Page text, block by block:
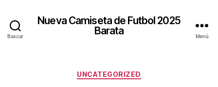
Buscar
Nueva Camiseta de Futbol 2025
Barata
Menú
Categorías
UNCATEGORIZED